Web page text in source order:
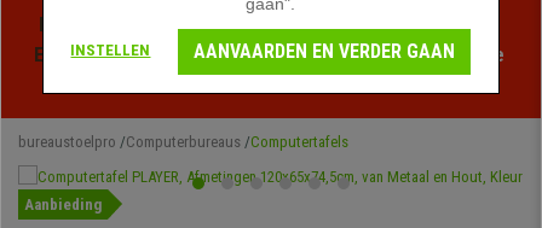
Profiteer van de Zomeruitverkoop bij bureaustoelpro!
Exclusieve kortingen voor een beperkte tijd - Bekijk de
bureaustoelpro Computerbureaus Computertafels
Aanbieding
INSTELLEN AANVAARDEN EN VERDER GAAN